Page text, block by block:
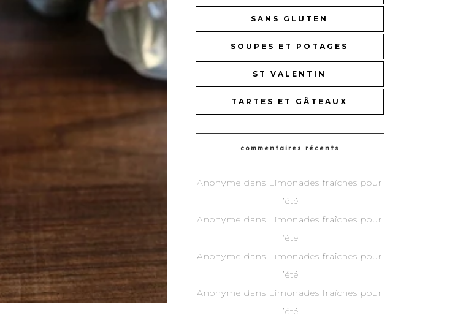
SANS GLUTEN
SOUPES ET POTAGES
ST VALENTIN
TARTES ET GÂTEAUX
commentaires récents
Anonyme dans Limonades fraîches pour
l’été
Anonyme dans Limonades fraîches pour
l’été
Anonyme dans Limonades fraîches pour
l’été
Anonyme dans Limonades fraîches pour
l’été